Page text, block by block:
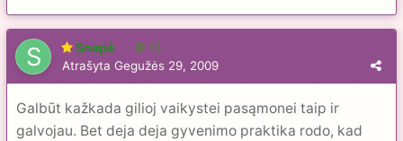
Snapė 13
Atrašyta Gegužės 29, 2009
Galbūt kažkada gilioj vaikystei pasąmonei taip ir
galvojau. Bet deja deja gyvenimo praktika rodo, kad